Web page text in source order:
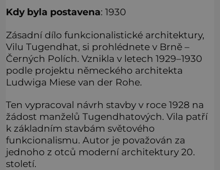
Kdy byla postavena: 1930
Zásadní dílo funkcionalistické architektury,
Vilu Tugendhat, si prohlédnete v Brně –
Černých Polích. Vznikla v letech 1929–1930
podle projektu německého architekta
Ludwiga Miese van der Rohe.
Ten vypracoval návrh stavby v roce 1928 na
žádost manželů Tugendhatových. Vila patří
k základním stavbám světového
funkcionalismu. Autor je považován za
jednoho z otců moderní architektury 20.
století.